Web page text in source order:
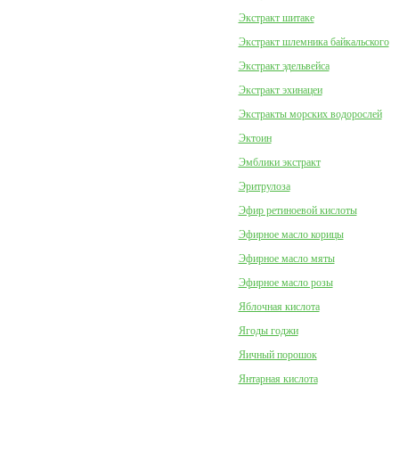
Экстракт шитаке
Экстракт шлемника байкальского
Экстракт эдельвейса
Экстракт эхинацеи
Экстракты морских водорослей
Эктоин
Эмблики экстракт
Эритрулоза
Эфир ретиноевой кислоты
Эфирное масло корицы
Эфирное масло мяты
Эфирное масло розы
Яблочная кислота
Ягоды годжи
Яичный порошок
Янтарная кислота